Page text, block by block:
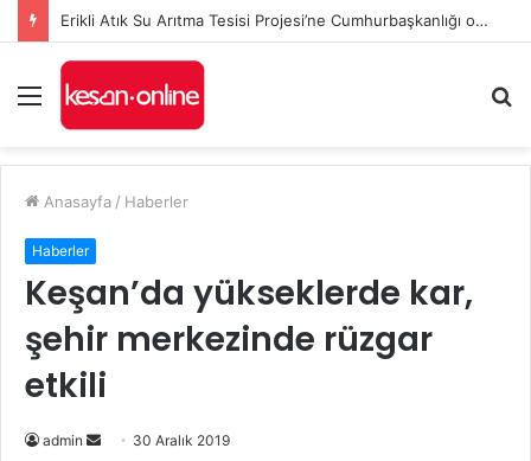
Erikli Atık Su Arıtma Tesisi Projesi’ne Cumhurbaşkanlığı onayı
Menü
...
Anasayfa / Haberler
Haberler
Keşan’da yükseklerde kar,
şehir merkezinde rüzgar
etkili
admin
Bir
30 Aralık 2019